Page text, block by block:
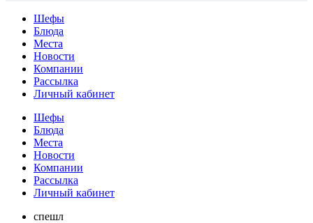
Шефы
Блюда
Места
Новости
Компании
Рассылка
Личный кабинет
Шефы
Блюда
Места
Новости
Компании
Рассылка
Личный кабинет
спешл